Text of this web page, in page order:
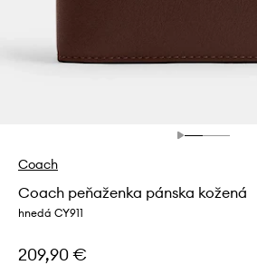
Coach
Coach peňaženka pánska kožená
hnedá CY911
209,90 €